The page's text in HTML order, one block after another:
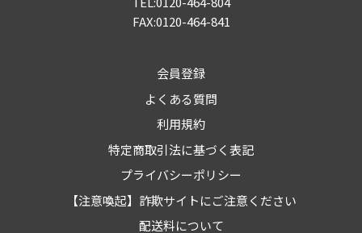
FAX:0120-464-841
会員登録
よくある質問
利用規約
特定商取引法に基づく表記
プライバシーポリシー
【注意喚起】詐欺サイトにご注意ください
配送料について